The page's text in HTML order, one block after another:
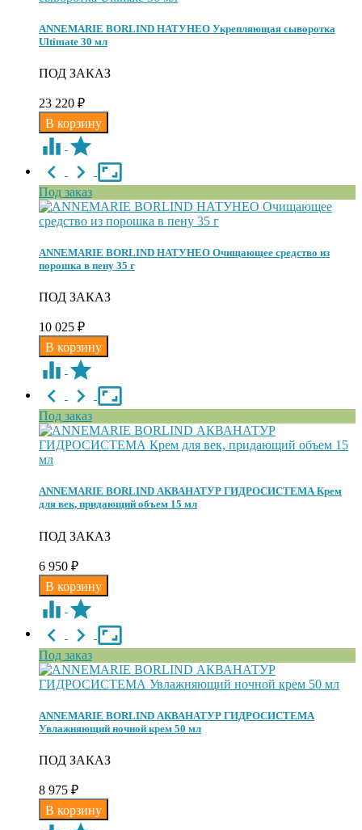
ANNEMARIE BORLIND НАТУНЕО Укрепляющая сыворотка
Ultimate 30 мл
ПОД ЗАКАЗ
23 220 ₽
Под заказ
ANNEMARIE BORLIND НАТУНЕО Очищающее средство из
порошка в пену 35 г
ПОД ЗАКАЗ
10 025 ₽
Под заказ
ANNEMARIE BORLIND АКВАНАТУР ГИДРОСИСТЕМА Крем
для век, придающий объем 15 мл
ПОД ЗАКАЗ
6 950 ₽
Под заказ
ANNEMARIE BORLIND АКВАНАТУР ГИДРОСИСТЕМА
Увлажняющий ночной крем 50 мл
ПОД ЗАКАЗ
8 975 ₽